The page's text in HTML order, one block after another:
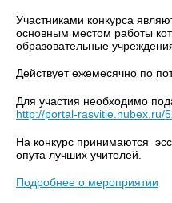
Участниками конкурса
основным местом работы
образовательные
Действует ежемесячно по
Для участия необходимо
http://portal-rasvitie.nubex.ru/
На конкурс принимаются
опута лучших учителей.
Подробнее о мероприятии